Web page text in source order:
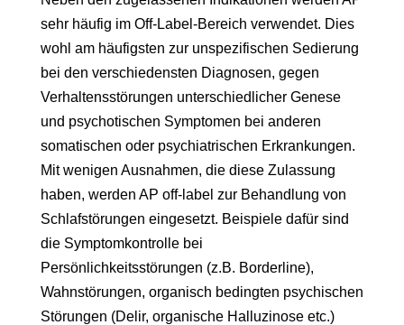
sehr häufig im Off-Label-Bereich verwendet. Dies
wohl am häufigsten zur unspezifischen Sedierung
bei den verschiedensten Diagnosen, gegen
Verhaltensstörungen unterschiedlicher Genese
und psychotischen Symptomen bei anderen
somatischen oder psychiatrischen Erkrankungen.
Mit wenigen Ausnahmen, die diese Zulassung
haben, werden AP off-label zur Behandlung von
Schlafstörungen eingesetzt. Beispiele dafür sind
die Symptomkontrolle bei
Persönlichkeitsstörungen (z.B. Borderline),
Wahnstörungen, organisch bedingten psychischen
Störungen (Delir, organische Halluzinose etc.)